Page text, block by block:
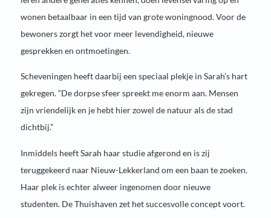
wonen betaalbaar in een tijd van grote woningnood. Voor de
bewoners zorgt het voor meer levendigheid, nieuwe
gesprekken en ontmoetingen.
Scheveningen heeft daarbij een speciaal plekje in Sarah’s hart
gekregen. “De dorpse sfeer spreekt me enorm aan. Mensen
zijn vriendelijk en je hebt hier zowel de natuur als de stad
dichtbij.”
Inmiddels heeft Sarah haar studie afgerond en is zij
teruggekeerd naar Nieuw-Lekkerland om een baan te zoeken.
Haar plek is echter alweer ingenomen door nieuwe
studenten. De Thuishaven zet het succesvolle concept voort.